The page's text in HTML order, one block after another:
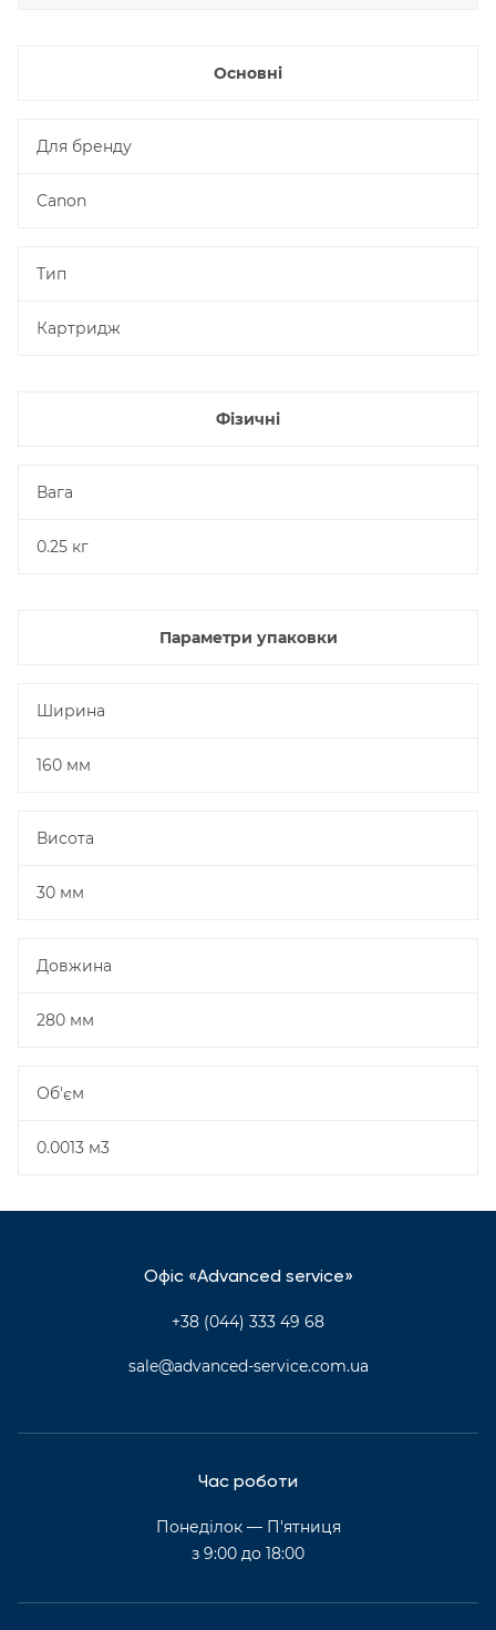
Основні
Для бренду
Canon
Тип
Картридж
Фізичні
Вага
0.25 кг
Параметри упаковки
Ширина
160 мм
Висота
30 мм
Довжина
280 мм
Об'єм
0.0013 м3
Офіс «Advanced service»
+38 (044) 333 49 68
sale@advanced-service.com.ua
Час роботи
Понеділок — П'ятниця
з 9:00 до 18:00